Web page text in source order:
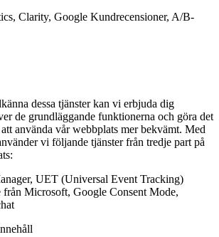
Clarity, Google Kundrecensioner, A/B-
dessa tjänster kan vi erbjuda dig
de grundläggande funktionerna och göra det
använda vår webbplats mer bekvämt. Med
vi följande tjänster från tredje part på
UET (Universal Event Tracking)
från Microsoft, Google Consent Mode,